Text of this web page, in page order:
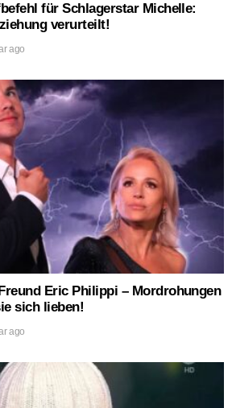
für Schlagerstar Michelle:
verurteilt!
ago
Eric Philippi – Mordrohungen
sich lieben!
ago